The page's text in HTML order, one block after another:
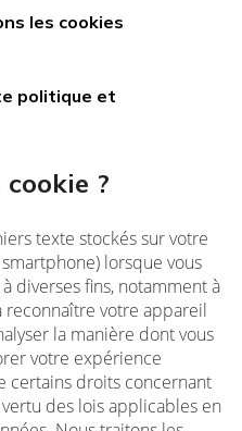
les cookies
politique et
?
texte stockés sur votre
lorsque vous
diverses fins, notamment à
reconnaître votre appareil
la manière dont vous
votre expérience
certains droits concernant
des lois applicables en